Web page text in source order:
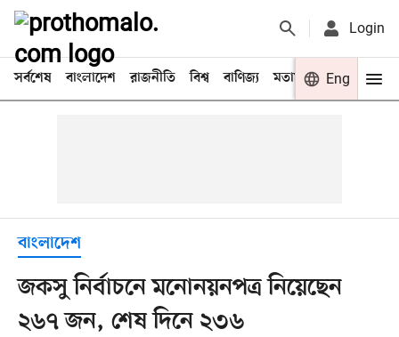
Login
সর্বশেষ বাংলাদেশ রাজনীতি বিশ্ব বাণিজ্য মতামত খেলা
Eng
বাংলাদেশ
জকসু নির্বাচনে মনোনয়নপত্র নিয়েছেন
২৬৭ জন, শেষ দিনে ২৩৬